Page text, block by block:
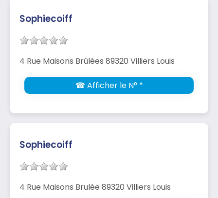
Sophiecoiff
4 Rue Maisons Brûlées 89320 Villiers Louis
☎ Afficher le N° *
Sophiecoiff
4 Rue Maisons Brulée 89320 Villiers Louis